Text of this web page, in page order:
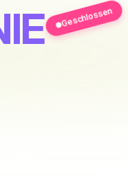
Geschlossen